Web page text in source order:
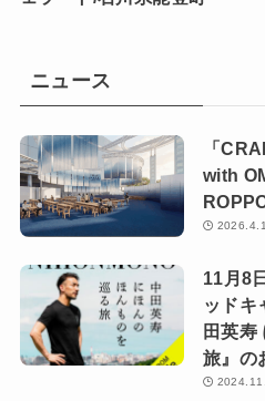
ニュース
「
with
2026.4.1
11月8
ッドキ
田英寿
旅』の